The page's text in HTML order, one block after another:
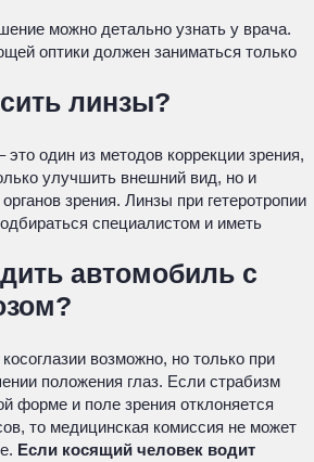
можно детально узнать у врача.
оптики должен заниматься только
линзы?
это один из методов коррекции зрения,
улучшить внешний вид, но и
зрения. Линзы при гетеротропии
специалистом и иметь
автомобиль с
возможно, но только при
положения глаз. Если страбизм
форме и поле зрения отклоняется
то медицинская комиссия не может
Если косящий человек водит